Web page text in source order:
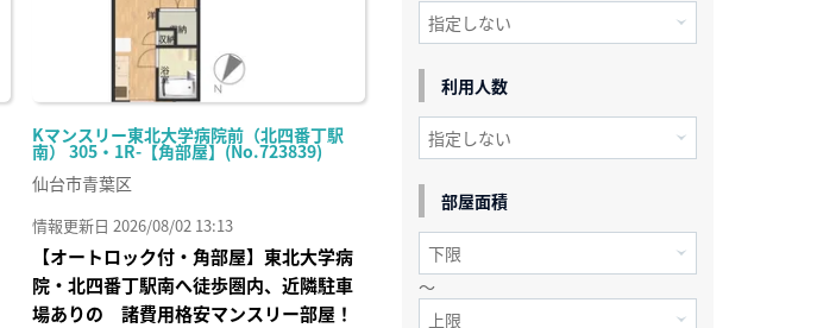
Kマンスリー東北大学病院前（北四番丁駅
南） 305・1R-【角部屋】(No.723839)
仙台市青葉区
情報更新日 2026/08/02 13:13
【オートロック付・角部屋】東北大学病
院・北四番丁駅南へ徒歩圏内、近隣駐車
場ありの 諸費用格安マンスリー部屋！
利用人数
部屋面積
～